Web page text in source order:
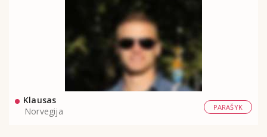
Klausas
Norvegija
PARAŠYK